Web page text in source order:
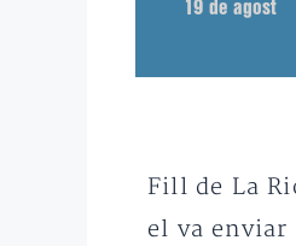
19 de agost
Fill de La
el va